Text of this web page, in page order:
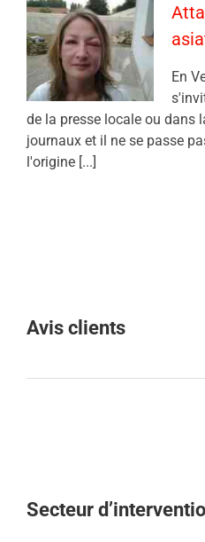
En
de la presse locale ou dans
journaux et il ne se passe
l'origine [...]
Avis clients
Secteur